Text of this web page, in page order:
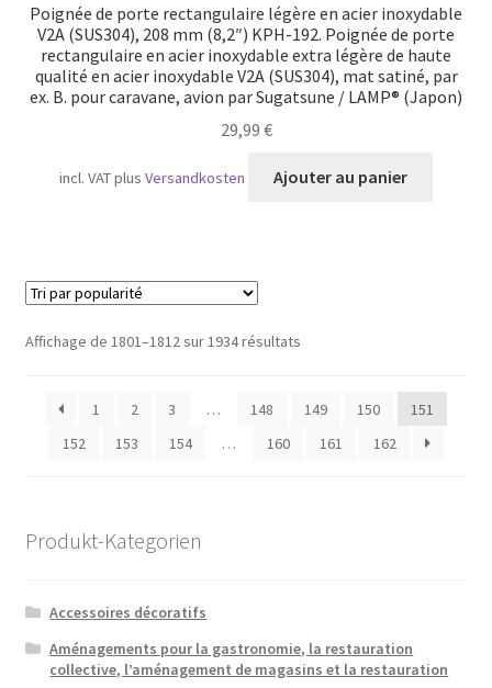
Poignée de porte rectangulaire légère en acier inoxydable
V2A (SUS304), 208 mm (8,2″) KPH-192. Poignée de porte
rectangulaire en acier inoxydable extra légère de haute
qualité en acier inoxydable V2A (SUS304), mat satiné, par
ex. B. pour caravane, avion par Sugatsune / LAMP® (Japon)
29,99 €
incl. VATplusVersandkosten Ajouter au panier
Affichage de 1801–1812 sur 1934 résultatsTrié
1
2 3 … 148 149 150
151
152
153 154 … 160 161 162
Produkt-Kategorien
Accessoires décoratifs
Aménagements pour la gastronomie, la restauration
collective, l’aménagement de magasins et la restauration